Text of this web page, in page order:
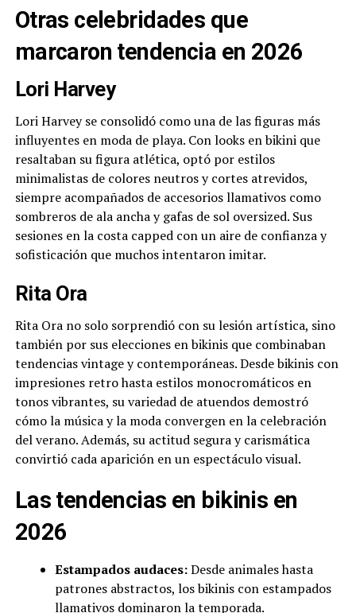
Otras celebridades que
marcaron tendencia en 2026
Lori Harvey
Lori Harvey se consolidó como una de las figuras más
influyentes en moda de playa. Con looks en bikini que
resaltaban su figura atlética, optó por estilos
minimalistas de colores neutros y cortes atrevidos,
siempre acompañados de accesorios llamativos como
sombreros de ala ancha y gafas de sol oversized. Sus
sesiones en la costa capped con un aire de confianza y
sofisticación que muchos intentaron imitar.
Rita Ora
Rita Ora no solo sorprendió con su lesión artística, sino
también por sus elecciones en bikinis que combinaban
tendencias vintage y contemporáneas. Desde bikinis con
impresiones retro hasta estilos monocromáticos en
tonos vibrantes, su variedad de atuendos demostró
cómo la música y la moda convergen en la celebración
del verano. Además, su actitud segura y carismática
convirtió cada aparición en un espectáculo visual.
Las tendencias en bikinis en
2026
Estampados audaces:Desde animales hasta
patrones abstractos, los bikinis con estampados
llamativos dominaron la temporada.